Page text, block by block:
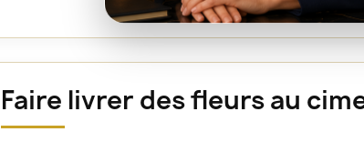
Faire livrer des fleurs au